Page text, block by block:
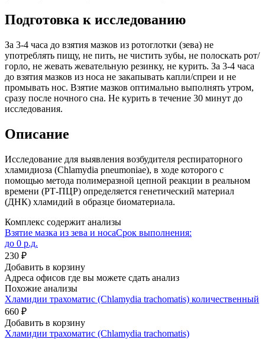
Подготовка к исследованию
За 3-4 часа до взятия мазков из ротоглотки (зева) не
употреблять пищу, не пить, не чистить зубы, не полоскать рот/
горло, не жевать жевательную резинку, не курить. За 3-4 часа
до взятия мазков из носа не закапывать капли/спреи и не
промывать нос. Взятие мазков оптимально выполнять утром,
сразу после ночного сна. Не курить в течение 30 минут до
исследования.
Описание
Исследование для выявления возбудителя респираторного
хламидиоза (Chlamydia pneumoniae), в ходе которого с
помощью метода полимеразной цепной реакции в реальном
времени (РТ-ПЦР) определяется генетический материал
(ДНК) хламидий в образце биоматериала.
Комплекс содержит анализы
Взятие мазка из зева и носаСрок выполнения:
до 0 р.д.
230 ₽
Добавить в корзину
Адреса офисов где вы можете сдать анализ
Похожие анализы
Хламидии трахоматис (Chlamydia trachomatis) количественный
660 ₽
Добавить в корзину
Хламидии трахоматис (Chlamydia trachomatis)